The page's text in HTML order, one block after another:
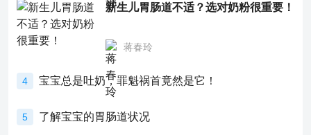
新生儿胃肠道不适？选对奶粉很重要！
蒋春玲
4 宝宝总是吐奶，罪魁祸首竟然是它！
5 了解宝宝的胃肠道状况